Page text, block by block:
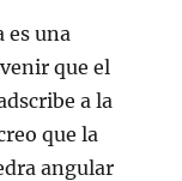
es una
que el
a la
que la
angular